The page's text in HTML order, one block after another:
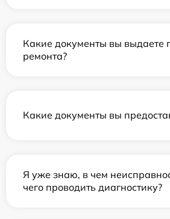
Какие документы вы выдаете
ремонта?
Какие документы вы
Я уже знаю, в чем
чего проводить диагностику?